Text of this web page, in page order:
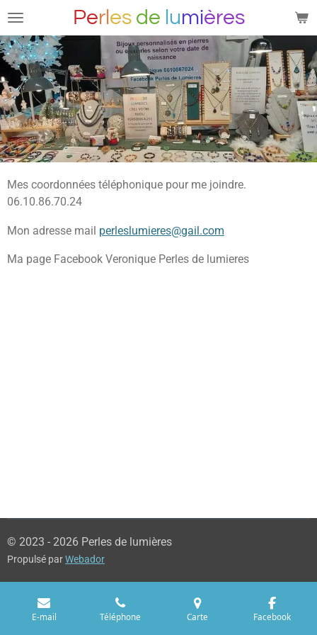
Passer
contenu
principal
Perl es de lumières
Mes coordonnées téléphonique pour me joindre.
06.10.86.70.24
Mon adresse mail perleslumieres@gail.com
Ma page Facebook Veronique Perles de lumieres
© 2023 - 2026 Perles de lumières
Propulsé parWebador
E-mail Téléphone Carte Facebook